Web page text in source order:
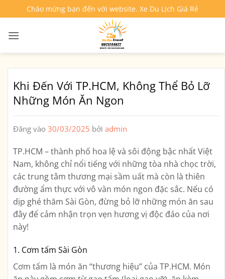
qua
nội
Chào mừng bạn đến với website. Xe Du Lịch Giá Rẻ
Khi Đến Với TP.HCM, Không Thể Bỏ Lỡ
Những Món Ăn Ngon
Đăng vào 30/03/2025 bởi admin
TP.HCM – thành phố hoa lệ và sôi động bậc nhất Việt
Nam, không chỉ nổi tiếng với những tòa nhà chọc trời,
các trung tâm thương mại sầm uất mà còn là thiên
đường ẩm thực với vô vàn món ngon đặc sắc. Nếu có
dịp ghé thăm Sài Gòn, đừng bỏ lỡ những món ăn sau
đây để cảm nhận trọn vẹn hương vị độc đáo của nơi
này!
1. Cơm tấm Sài Gòn
Cơm tấm là món ăn “thương hiệu” của TP.HCM. Món